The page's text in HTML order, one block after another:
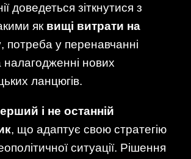
доведеться зіткнутися з
як вищі витрати на
, потреба у перенавчанні
нових
ланцюгів.
і не останній
, що адаптує свою стратегію
ситуації. Рішення